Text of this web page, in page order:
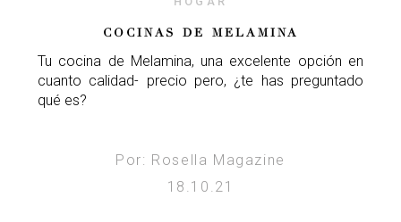
COCINAS DE MELAMINA
Tu cocina de Melamina, una excelente opción en
cuanto calidad- precio pero, ¿te has preguntado
qué es?
Por: Rosella Magazine
18.10.21